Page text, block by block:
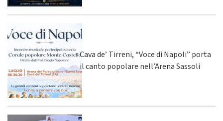
Cava de’ Tirreni, “Voce di Napoli” porta
il canto popolare nell’Arena Sassoli